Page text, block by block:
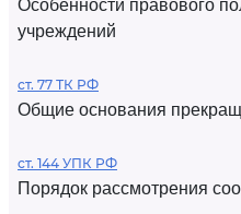
Особенности правового
учреждений
ст. 77 ТК РФ
Общие основания
ст. 144 УПК РФ
Порядок рассмотрения